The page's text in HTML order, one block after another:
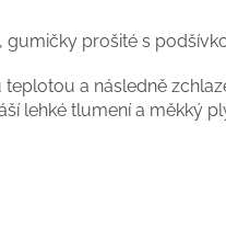
gumičky prošité s
a následně
lehké tlumení a měkký